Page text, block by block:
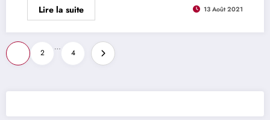
Lire la suite 13 Août 2021
Pagination
des
publications
2
…
4